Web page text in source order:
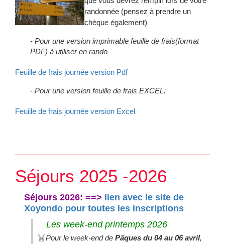
randonnée (pensez à prendre un
chèque également)
Pour une version imprimable feuille de frais(format
PDF) à utiliser en rando
Feuille de frais journée version Pdf
Pour une version feuille de frais EXCEL:
Feuille de frais journée version Excel
Séjours 2025 -2026
Séjours 2026: ==> lien avec le site de
Xoyondo pour toutes les inscriptions
Les week-end printemps 2026
Pour le week-end dePâques du 04 au 06 avril,